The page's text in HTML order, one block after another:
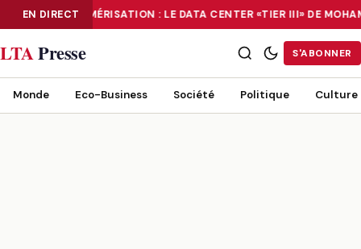
EN DIRECTNUMÉRISATION : LE DATA CENTER «TIER III» DE
NUMÉRISATION : LE DATA CENTER «TIER III» DE MOHAMMADIA, UN
LTAPresse S'ABONNER
Monde Eco-Business Société Politique Culture